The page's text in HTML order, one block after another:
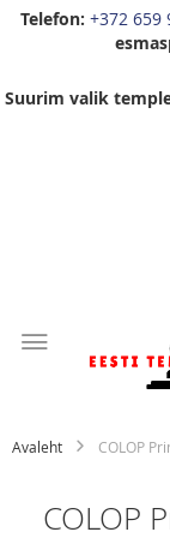
Telefon: +372 659
Suurim valik
Avaleht COLOP
COLOP